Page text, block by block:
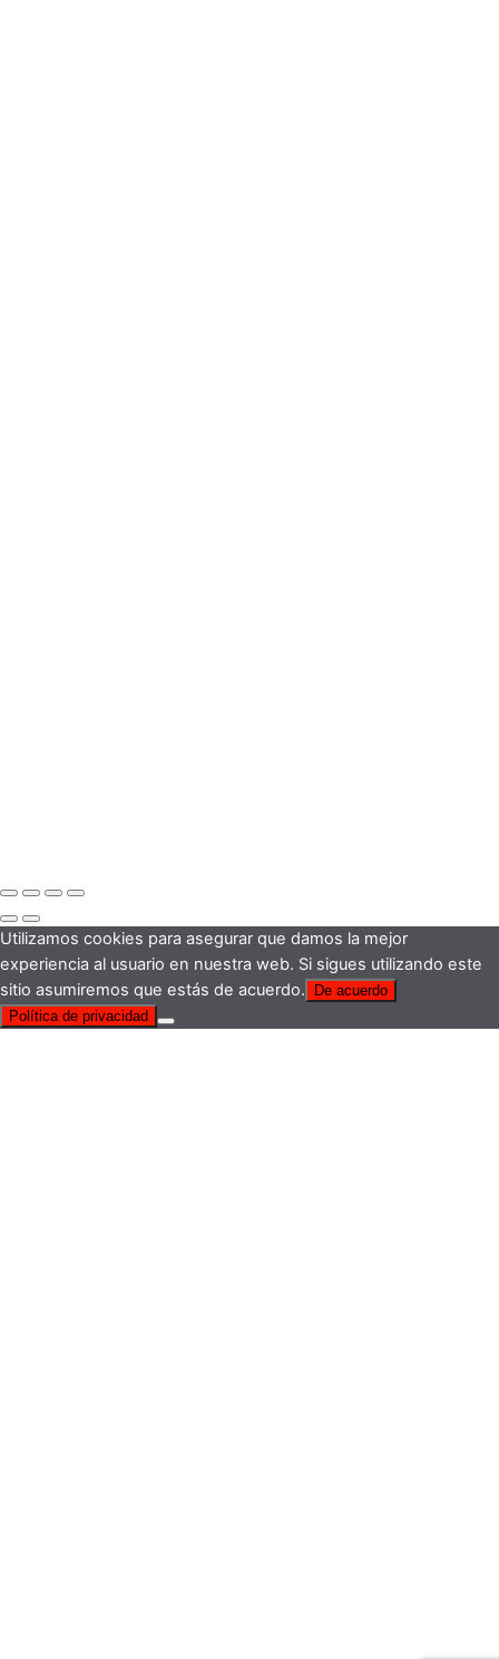
Utilizamos cookies para asegurar que damos la mejor
experiencia al usuario en nuestra web. Si sigues utilizando este
sitio asumiremos que estás de acuerdo.
De acuerdo
Política de privacidad